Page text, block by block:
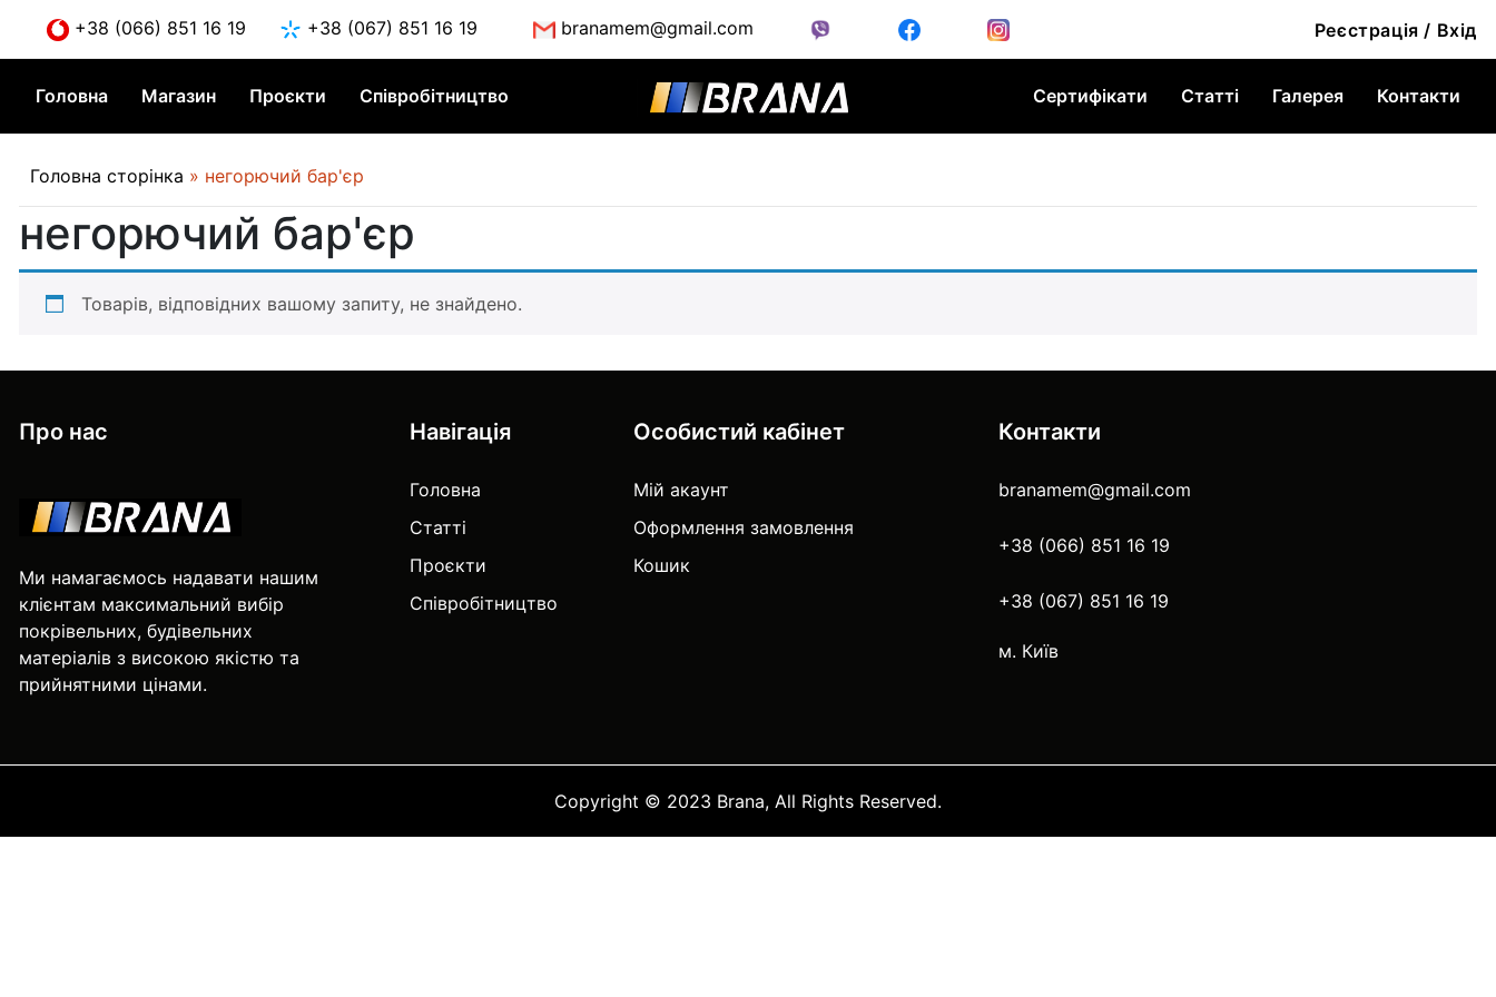
content
+38 (066) 851 16 19 +38 (067) 851 16 19 branamem@gmail.com Реєстрація / Вхід
Головна Магазин Проєкти Співробітництво Сертифікати Статті Галерея Контакти
Головна сторінка » негорючий бар'єр
негорючий бар'єр
Товарів, відповідних вашому запиту, не знайдено.
Про нас
Ми намагаємось надавати нашим
клієнтам максимальний вибір
покрівельних, будівельних
матеріалів з високою якістю та
прийнятними цінами.
Навігація
Головна
Статті
Проєкти
Співробітництво
Особистий кабінет
Мій акаунт
Оформлення замовлення
Кошик
Контакти
branamem@gmail.com
+38 (066) 851 16 19
+38 (067) 851 16 19
м. Київ
Copyright © 2023 Brana, All Rights Reserved.